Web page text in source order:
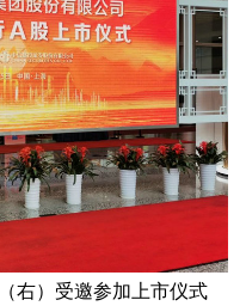
右）受邀参加上市仪式